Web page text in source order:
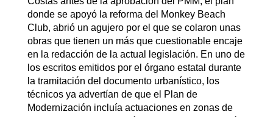
donde se apoyó la reforma del Monkey Beach
Club, abrió un agujero por el que se colaron unas
obras que tienen un más que cuestionable encaje
en la redacción de la actual legislación. En uno de
los escritos emitidos por el órgano estatal durante
la tramitación del documento urbanístico, los
técnicos ya advertían de que el Plan de
Modernización incluía actuaciones en zonas de